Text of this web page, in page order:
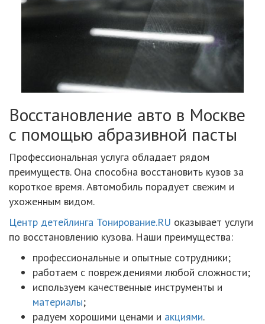
Восстановление авто в Москве
с помощью абразивной пасты
Профессиональная услуга обладает рядом
преимуществ. Она способна восстановить кузов за
короткое время. Автомобиль порадует свежим и
ухоженным видом.
Центр детейлинга Тонирование.RU оказывает услуги
по восстановлению кузова. Наши преимущества:
профессиональные и опытные сотрудники;
работаем с повреждениями любой сложности;
используем качественные инструменты и
материалы;
радуем хорошими ценами и акциями.